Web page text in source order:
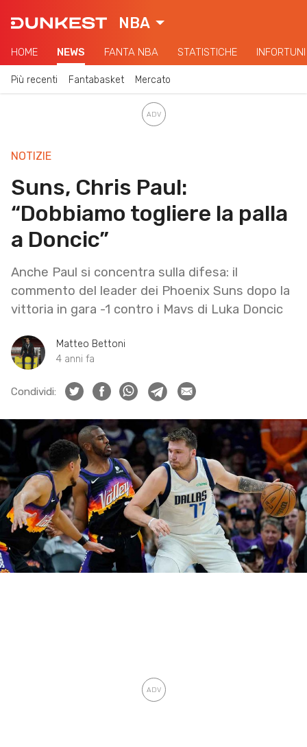
NBA
HOME NEWS FANTA NBA STATISTICHE INFORTUNI
Più recenti Fantabasket Mercato
NOTIZIE
Suns, Chris Paul:
“Dobbiamo togliere la palla
a Doncic”
Anche Paul si concentra sulla difesa: il
commento del leader dei Phoenix Suns dopo la
vittoria in gara -1 contro i Mavs di Luka Doncic
Matteo Bettoni
4 anni fa
Condividi: